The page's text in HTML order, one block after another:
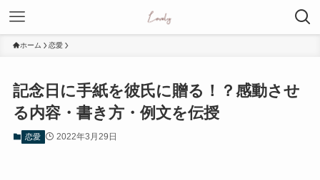
ホーム 恋愛
記念日に手紙を彼氏に贈る！？感動させ
る内容・書き方・例文を伝授
恋愛 2022年3月29日